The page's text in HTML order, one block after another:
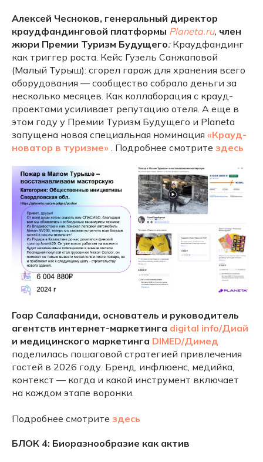
Алексей Чесноков, генеральный директор
краудфандинговой платформы Planeta.ru, член
жюри Премии Туризм Будущего:Краудфандинг
как триггер роста. Кейс Гузель Санжаповой
(Малый Турыш): сгорел гараж для хранения всего
оборудования — сообщество собрало деньги за
несколько месяцев. Как коллаборация с крауд-
проектами усиливает репутацию отеля. А еще в
этом году у Премии Туризм Будущего и Planeta
запущена новая специальная номинация «Крауд-
новатор в туризме» . Подробнее смотрите здесь
Гоар Салафаниди, основатель и руководитель
агентств интернет-маркетинга digital info/Диай
и медицинского маркетинга DIMED/Димед
поделилась пошаговой стратегией привлечения
гостей в 2026 году. Бренд, инфлюенс, медийка,
контекст — когда и какой инструмент включает
на каждом этапе воронки.
Подробнее смотрите здесь
БЛОК 4: Биоразнообразие как актив